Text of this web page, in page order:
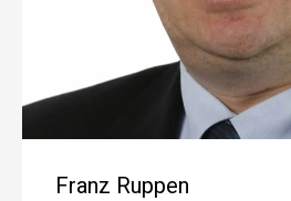
Franz Ruppen